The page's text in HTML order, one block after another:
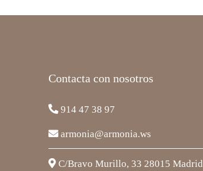
Contacta con nosotros
914 47 38 97
armonia@armonia.ws
C/Bravo Murillo, 33 28015 Madrid